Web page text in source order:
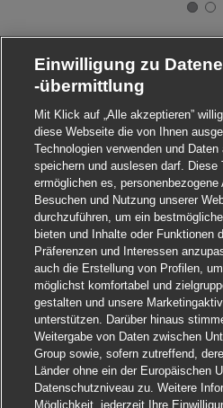
Einwilligung zu
-übermittlung
Mit Klick auf „Alle akzeptieren”
diese Webseite die von Ihnen
Technologien verwenden und
speichern und auslesen darf. Diese
ermöglichen es, personenbezogene
Besuchen und Nutzung unserer
durchzuführen, um ein
bieten und Inhalte oder Funktionen
Präferenzen und Interessen
auch die Erstellung von Profilen,
möglichst komfortabel und
gestalten und unsere
unterstützen. Darüber hinaus
Weitergabe von Daten zwischen
Group sowie, sofern zutreffend,
Länder ohne ein der Europäischen
Datenschutzniveau zu. Weitere
Möglichkeit, jederzeit Ihre